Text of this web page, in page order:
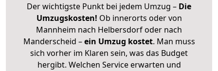
Der wichtigste Punkt bei jedem Umzug – Die
Umzugskosten! Ob innerorts oder von
Mannheim nach Helbersdorf oder nach
Manderscheid –ein Umzug kostet. Man muss
sich vorher im Klaren sein, was das Budget
hergibt. Welchen Service erwarten und